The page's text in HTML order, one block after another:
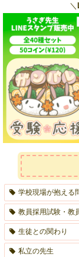
＼
学校現場が抱える
教員採用試験・教
生徒との関わり
私立の先生